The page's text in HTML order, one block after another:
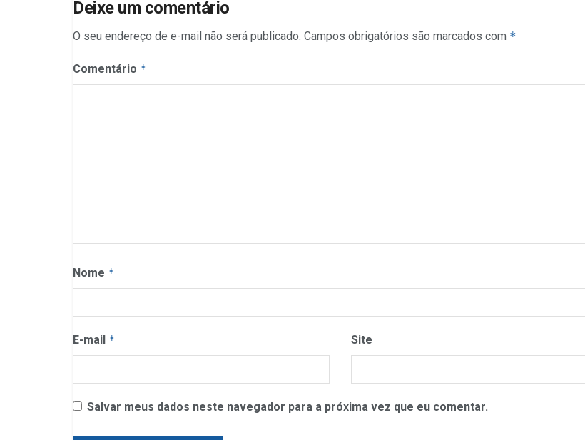
Deixe um comentário
O seu endereço de e-mail não será publicado. Campos obrigatórios são marcados com *
Comentário *
Nome *
E-mail * Site
Salvar meus dados neste navegador para a próxima vez que eu comentar.